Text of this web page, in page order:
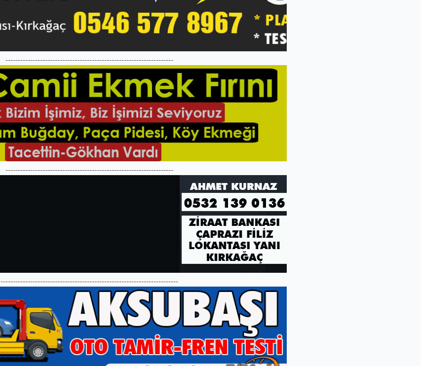
--------------------------------------------------------------------
--------------------------------------------------------------------
------------------------------------------------------------------------